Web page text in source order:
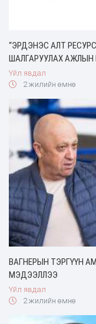
“ЭРДЭНЭС АЛТ
ШАЛГАРУУЛАХ АЖЛЫН
Үйл явдал
2 жилийн өмнө
ВАГНЕРЫН ТЭРГҮҮН
МЭДЭЭЛЛЭЭ
Үйл явдал
2 жилийн өмнө